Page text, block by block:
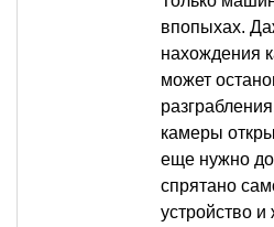
впопыхах.
нахождения
может
камеры
еще нужно
спрятано
устройство и